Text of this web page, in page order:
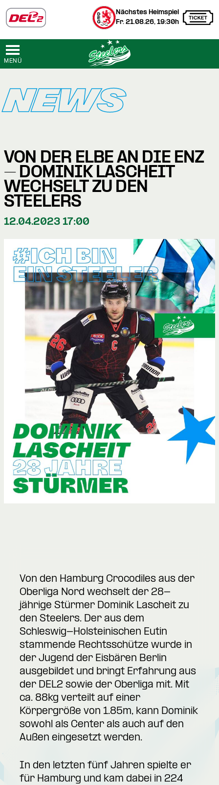
Nächstes Heimspiel
Fr. 21.08.26, 19:30h
MENÜ
NEWS
VON DER ELBE AN DIE ENZ
– DOMINIK LASCHEIT
WECHSELT ZU DEN
STEELERS
12.04.2023 17:00
Von den Hamburg Crocodiles aus der
Oberliga Nord wechselt der 28-
jährige Stürmer Dominik Lascheit zu
den Steelers. Der aus dem
Schleswig-Holsteinischen Eutin
stammende Rechtsschütze wurde in
der Jugend der Eisbären Berlin
ausgebildet und bringt Erfahrung aus
der DEL2 sowie der Oberliga mit. Mit
ca. 88kg verteilt auf einer
Körpergröße von 1.85m, kann Dominik
sowohl als Center als auch auf den
Außen eingesetzt werden.
In den letzten fünf Jahren spielte er
für Hamburg und kam dabei in 224